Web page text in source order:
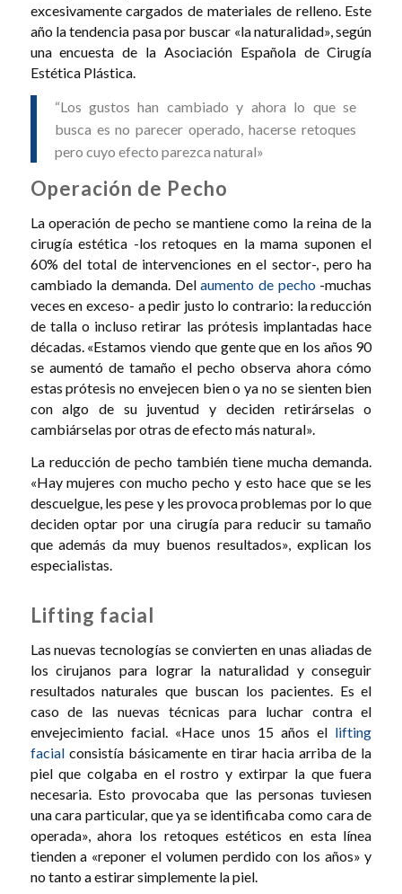
excesivamente cargados de materiales de relleno. Este
año la tendencia pasa por buscar «la naturalidad», según
una encuesta de la Asociación Española de Cirugía
Estética Plástica.
“Los gustos han cambiado y ahora lo que se
busca es no parecer operado, hacerse retoques
pero cuyo efecto parezca natural»
Operación de Pecho
La operación de pecho se mantiene como la reina de la
cirugía estética -los retoques en la mama suponen el
60% del total de intervenciones en el sector-, pero ha
cambiado la demanda. Delaumento de pecho -muchas
veces en exceso- a pedir justo lo contrario: la reducción
de talla o incluso retirar las prótesis implantadas hace
décadas. «Estamos viendo que gente que en los años 90
se aumentó de tamaño el pecho observa ahora cómo
estas prótesis no envejecen bien o ya no se sienten bien
con algo de su juventud y deciden retirárselas o
cambiárselas por otras de efecto más natural».
La reducción de pecho también tiene mucha demanda.
«Hay mujeres con mucho pecho y esto hace que se les
descuelgue, les pese y les provoca problemas por lo que
deciden optar por una cirugía para reducir su tamaño
que además da muy buenos resultados», explican los
especialistas.
Lifting facial
Las nuevas tecnologías se convierten en unas aliadas de
los cirujanos para lograr la naturalidad y conseguir
resultados naturales que buscan los pacientes. Es el
caso de las nuevas técnicas para luchar contra el
envejecimiento facial. «Hace unos 15 años el lifting
facialconsistía básicamente en tirar hacia arriba de la
piel que colgaba en el rostro y extirpar la que fuera
necesaria. Esto provocaba que las personas tuviesen
una cara particular, que ya se identificaba como cara de
operada», ahora los retoques estéticos en esta línea
tienden a «reponer el volumen perdido con los años» y
no tanto a estirar simplemente la piel.